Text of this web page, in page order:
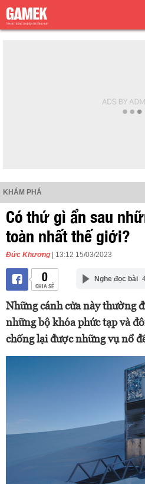
KHÁM PHÁ
Có thứ gì ẩn sau
toàn nhất thế giới?
Đức Khương | 13:12 15/03/2023
0
CHIA SẺ
Nghe đọc bài
Những cánh cửa này thường
những bộ khóa phức tạp và
chống lại được những vụ nổ